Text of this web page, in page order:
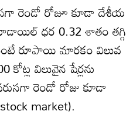
రెండో రోజూ కూడా దేశీయ
ధర 0.32 శాతం తగ్గి
రూపాయి మారకం విలువ
విలువైన షేర్లను
రెండో రోజు కూడా
market).